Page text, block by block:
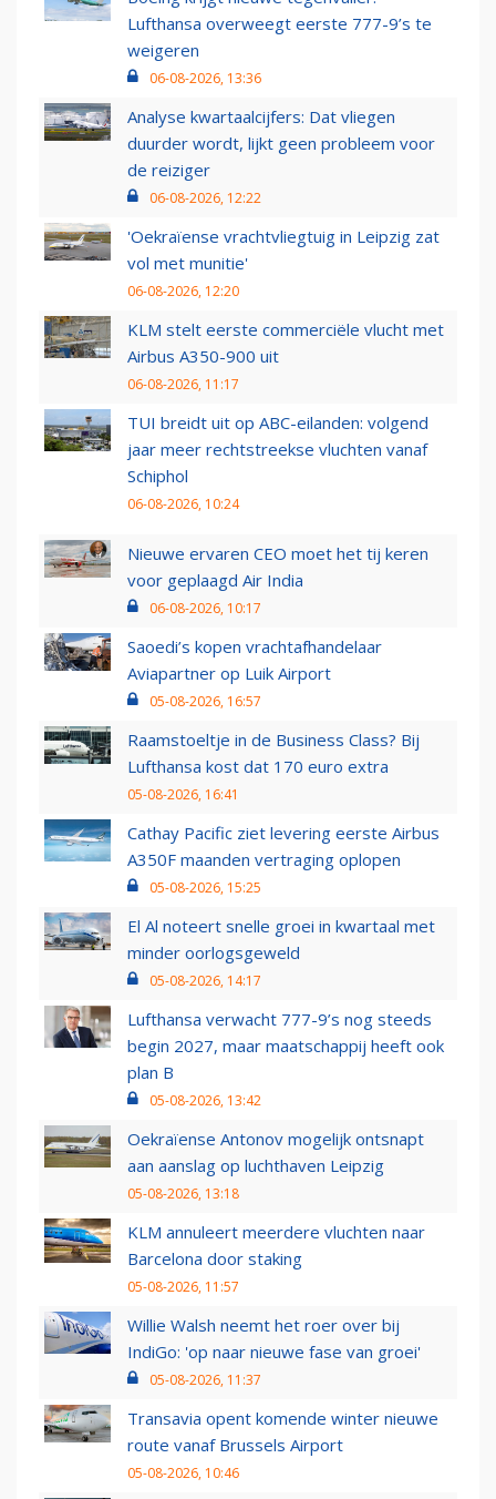
Lufthansa overweegt eerste 777-9’s te
weigeren
06-08-2026, 13:36
Analyse kwartaalcijfers: Dat vliegen
duurder wordt, lijkt geen probleem voor
de reiziger
06-08-2026, 12:22
'Oekraïense vrachtvliegtuig in Leipzig zat
vol met munitie'
06-08-2026, 12:20
KLM stelt eerste commerciële vlucht met
Airbus A350-900 uit
06-08-2026, 11:17
TUI breidt uit op ABC-eilanden: volgend
jaar meer rechtstreekse vluchten vanaf
Schiphol
06-08-2026, 10:24
Nieuwe ervaren CEO moet het tij keren
voor geplaagd Air India
06-08-2026, 10:17
Saoedi’s kopen vrachtafhandelaar
Aviapartner op Luik Airport
05-08-2026, 16:57
Raamstoeltje in de Business Class? Bij
Lufthansa kost dat 170 euro extra
05-08-2026, 16:41
Cathay Pacific ziet levering eerste Airbus
A350F maanden vertraging oplopen
05-08-2026, 15:25
El Al noteert snelle groei in kwartaal met
minder oorlogsgeweld
05-08-2026, 14:17
Lufthansa verwacht 777-9’s nog steeds
begin 2027, maar maatschappij heeft ook
plan B
05-08-2026, 13:42
Oekraïense Antonov mogelijk ontsnapt
aan aanslag op luchthaven Leipzig
05-08-2026, 13:18
KLM annuleert meerdere vluchten naar
Barcelona door staking
05-08-2026, 11:57
Willie Walsh neemt het roer over bij
IndiGo: 'op naar nieuwe fase van groei'
05-08-2026, 11:37
Transavia opent komende winter nieuwe
route vanaf Brussels Airport
05-08-2026, 10:46